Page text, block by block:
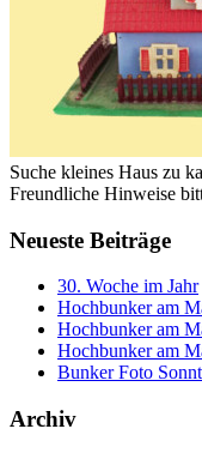
Suche kleines Haus zu
Freundliche Hinweise
Neueste Beiträge
30. Woche im Jahr
Hochbunker am
Hochbunker am
Hochbunker am
Bunker Foto
Archiv